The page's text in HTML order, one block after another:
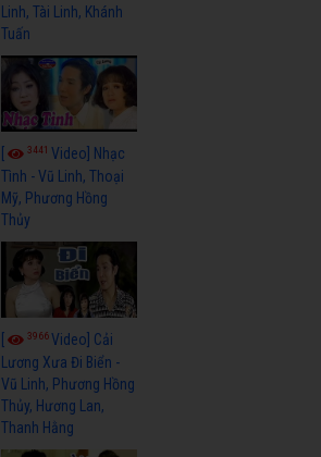
Linh, Tài Linh, Khánh
Tuấn
3441Video] Nhạc
Tình - Vũ Linh, Thoại
Mỹ, Phương Hồng
Thủy
3966Video] Cải
Lương Xưa Đi Biển -
Vũ Linh, Phương Hồng
Thủy, Hương Lan,
Thanh Hằng